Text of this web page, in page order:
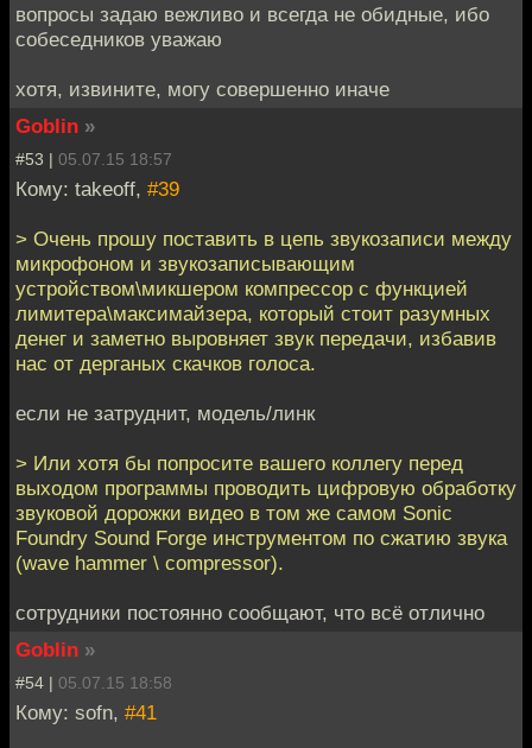
вопросы задаю вежливо и всегда не обидные, ибо
собеседников уважаю
хотя, извините, могу совершенно иначе
Goblin »
#53 | 05.07.15 18:57
Кому: takeoff, #39
> Очень прошу поставить в цепь звукозаписи между
микрофоном и звукозаписывающим
устройством\микшером компрессор с функцией
лимитера\максимайзера, который стоит разумных
денег и заметно выровняет звук передачи, избавив
нас от дерганых скачков голоса.
если не затруднит, модель/линк
> Или хотя бы попросите вашего коллегу перед
выходом программы проводить цифровую обработку
звуковой дорожки видео в том же самом Sonic
Foundry Sound Forge инструментом по сжатию звука
(wave hammer \ compressor).
сотрудники постоянно сообщают, что всё отлично
Goblin »
#54 | 05.07.15 18:58
Кому: sofn, #41